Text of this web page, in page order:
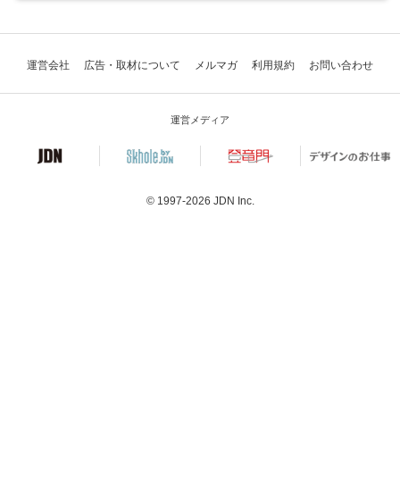
運営会社 広告・取材について メルマガ 利用規約 お問い合わせ
運営メディア
© 1997-2026 JDN Inc.